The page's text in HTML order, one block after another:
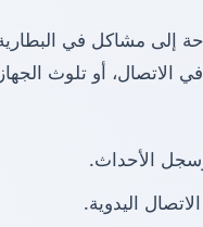
إلى مشاكل في
الاتصال، أو تلوث
الأحداث.
اليدوية.